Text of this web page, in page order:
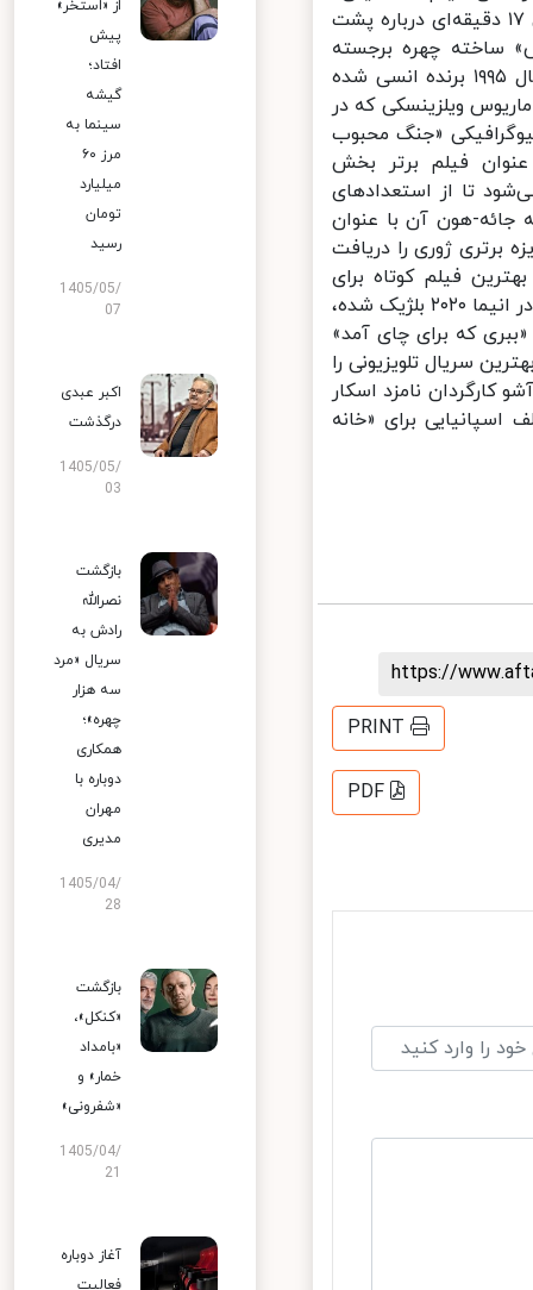
ترجیح دادند نمایش فیلم را به باز شدن سینماها موکول کنند و تنها فیلمی ۱۷ دقیقه‌ای درباره پشت
ساخته چهره برجسته
انیمیشن روسیه آندری خرژانوفسکی که برای «شیر ریش خاکستری» در سال ۱۹۹۵ برنده انسی شده
ویلزینسکی که در
«جنگ محبوب
فیلم برتر بخش
تا از استعدادهای
هون آن با عنوان
جایزه برتری ژوری را دریافت
فیلم کوتاه برای
کودکان تا ۶ سال را از Prix Jeunesse برده و بهترین انیمیشن کوتاه بچه ها در انیما ۲۰۲۰ بلژیک شده،
که برای چای آمد»
سریال تلویزیونی را
نامزد اسکار
برای «خانه
https://
PRINT
PDF
از «استخر»
پیش
افتاد؛
گیشه
سینما به
مرز ۶۰
میلیارد
تومان
رسید
1405/05/
07
اکبر عبدی
درگذشت
1405/05/
03
بازگشت
نصرالله
رادش به
سریال «مرد
سه هزار
چهره»؛
همکاری
دوباره با
مهران
مدیری
1405/04/
28
بازگشت
«کنکل»،
«بامداد
خمار» و
«شفرونی»
1405/04/
آغاز دوباره
فعالیت